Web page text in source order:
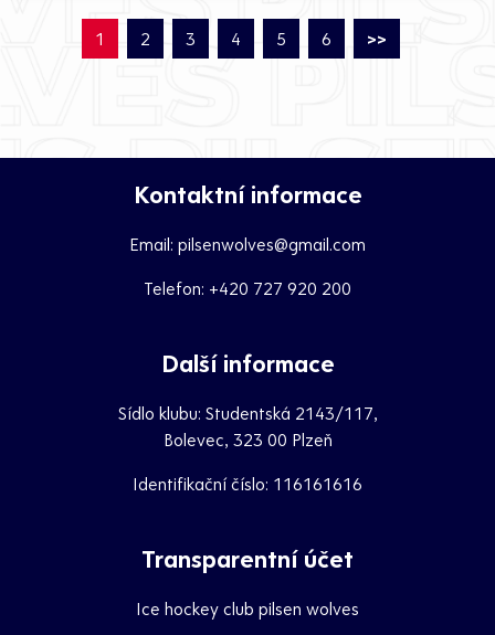
1 2 3 4 5 6 >>
Kontaktní informace
Email: pilsenwolves@gmail.com
Telefon: +420 727 920 200
Další informace
Sídlo klubu: Studentská 2143/117,
Bolevec, 323 00 Plzeň
Identifikační číslo: 116161616
Transparentní účet
Ice hockey club pilsen wolves